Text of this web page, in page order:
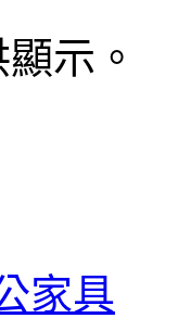
示。
家具